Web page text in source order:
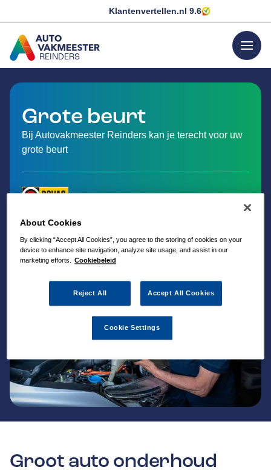
Klantenvertellen.nl 9.6
REINDERS
GA NAAR DE HOMEPAGINA
menu
Grote beurt
Bij Autovakmeester Reinders kan je terecht voor uw
grote beurt
Groot auto onderhoud
About Cookies
By clicking “Accept All Cookies”, you agree to the storing of cookies on your
device to enhance site navigation, analyze site usage, and assist in our
marketing efforts. Cookiebeleid
Reject All Accept All Cookies
Cookie Settings